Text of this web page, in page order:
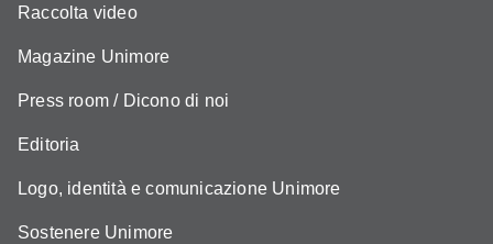
Raccolta video
Magazine Unimore
Press room / Dicono di noi
Editoria
Logo, identità e comunicazione Unimore
Sostenere Unimore